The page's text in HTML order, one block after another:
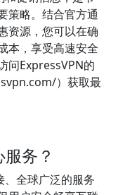
策略。结合官方通
资源，您可以在确
本，享受高速安全
问ExpressVPN的
）获取最
务？
、全球广泛的服务